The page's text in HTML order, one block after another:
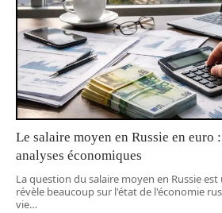
Le salaire moyen en Russie en euro
analyses économiques
La question du salaire moyen en Russie
révèle beaucoup sur l'état de l'économie
vie…